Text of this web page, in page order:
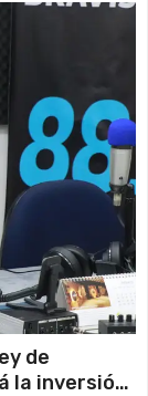
de
la inversión